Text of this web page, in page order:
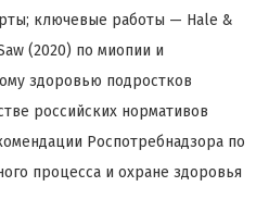
ключевые работы — Hale &
(2020) по миопии и
здоровью подростков
российских нормативов
Роспотребнадзора по
процесса и охране здоровья